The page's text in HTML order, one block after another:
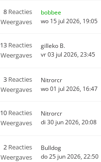
8 Reacties
Weergaves
bobbee
wo 15 jul 2026, 19:05
13 Reacties
Weergaves
gilleko B.
vr 03 jul 2026, 23:45
3 Reacties
Weergaves
Nitrorcr
wo 01 jul 2026, 16:47
10 Reacties
Weergaves
Nitrorcr
di 30 jun 2026, 20:08
2 Reacties
Weergaves
Bulldog
do 25 jun 2026, 22:50